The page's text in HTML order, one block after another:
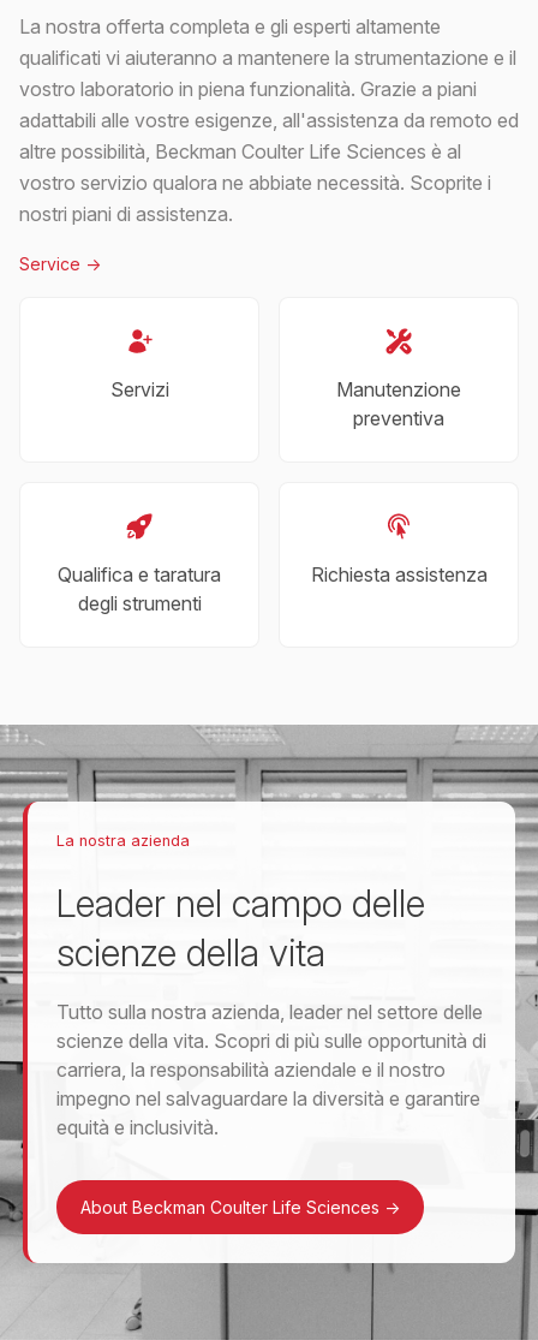
La nostra offerta completa e gli esperti altamente
qualificati vi aiuteranno a mantenere la strumentazione e il
vostro laboratorio in piena funzionalità. Grazie a piani
adattabili alle vostre esigenze, all'assistenza da remoto ed
altre possibilità, Beckman Coulter Life Sciences è al
vostro servizio qualora ne abbiate necessità. Scoprite i
nostri piani di assistenza.
Service ->
Servizi
Manutenzione
preventiva
Qualifica e taratura
degli strumenti
Richiesta assistenza
La nostra azienda
Leader nel campo delle
scienze della vita
Tutto sulla nostra azienda, leader nel settore delle
scienze della vita. Scopri di più sulle opportunità di
carriera, la responsabilità aziendale e il nostro
impegno nel salvaguardare la diversità e garantire
equità e inclusività.
About Beckman Coulter Life Sciences ->